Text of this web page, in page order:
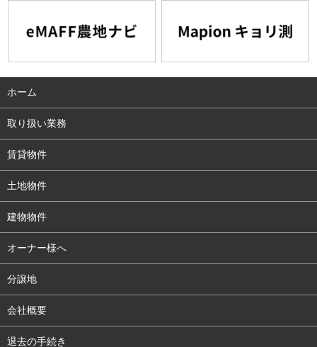
ホーム
取り扱い業務
賃貸物件
土地物件
建物物件
オーナー様へ
分譲地
会社概要
退去の手続き